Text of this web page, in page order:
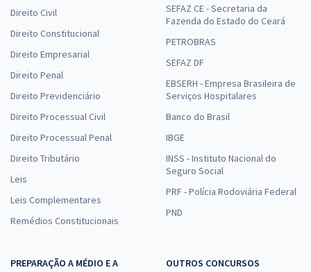
Direito Civil
Direito Constitucional
Direito Empresarial
Direito Penal
Direito Previdenciário
Direito Processual Civil
Direito Processual Penal
Direito Tributário
Leis
Leis Complementares
Remédios Constitucionais
SEFAZ CE - Secretaria da
Fazenda do Estado do Ceará
PETROBRAS
SEFAZ DF
EBSERH - Empresa Brasileira de
Serviços Hospitalares
Banco do Brasil
IBGE
INSS - Instituto Nacional do
Seguro Social
PRF - Polícia Rodoviária Federal
PND
PREPARAÇÃO A MÉDIO E A
OUTROS CONCURSOS